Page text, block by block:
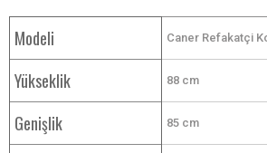
Modeli Caner Refakatçi
Yükseklik 88 cm
Genişlik 85 cm